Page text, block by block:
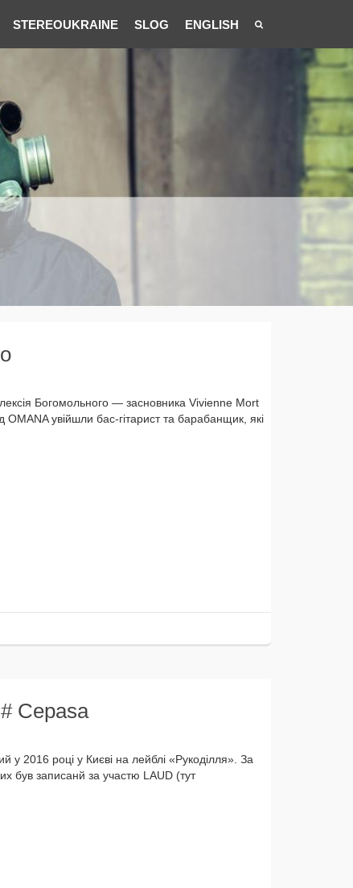
STEREOUKRAINE SLOG ENGLISH
Богомольного — зас­нов­ни­ка Vivienne Mort
увій­шли бас-гітарист та бара­бан­щик, які
Cepasa
у 2016 році у Києві на лей­б­лі «Рукоділля». За
був запи­санй за участю LAUD (тут